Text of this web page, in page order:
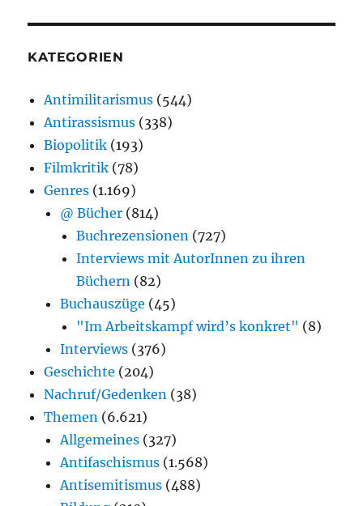
KATEGORIEN
Antimilitarismus (544)
Antirassismus (338)
Biopolitik (193)
Filmkritik (78)
Genres (1.169)
@ Bücher (814)
Buchrezensionen (727)
Interviews mit AutorInnen zu ihren
Büchern (82)
Buchauszüge (45)
"Im Arbeitskampf wird’s konkret" (8)
Interviews (376)
Geschichte (204)
Nachruf/Gedenken (38)
Themen (6.621)
Allgemeines (327)
Antifaschismus (1.568)
Antisemitismus (488)